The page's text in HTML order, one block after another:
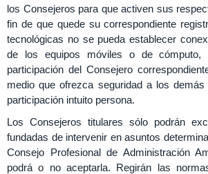
los Consejeros para que activen sus
fin de que quede su correspondiente
tecnológicas no se pueda establecer
de los equipos móviles o de cómputo,
participación del Consejero
medio que ofrezca seguridad a los
participación intuito persona.
Los Consejeros titulares sólo podrán
fundadas de intervenir en asuntos
Consejo Profesional de Administración
podrá o no aceptarla. Regirán las